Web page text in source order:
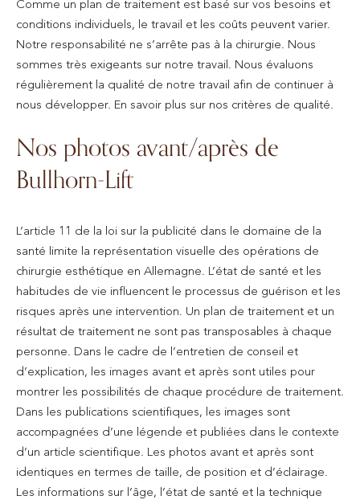
Comme un plan de traitement est basé sur vos besoins et
conditions individuels, le travail et les coûts peuvent varier.
Notre responsabilité ne s’arrête pas à la chirurgie. Nous
sommes très exigeants sur notre travail. Nous évaluons
régulièrement la qualité de notre travail afin de continuer à
nous développer. En savoir plus sur nos critères de qualité.
Nos photos avant/après de
Bullhorn-Lift
L’article 11 de la loi sur la publicité dans le domaine de la
santé limite la représentation visuelle des opérations de
chirurgie esthétique en Allemagne. L’état de santé et les
habitudes de vie influencent le processus de guérison et les
risques après une intervention. Un plan de traitement et un
résultat de traitement ne sont pas transposables à chaque
personne. Dans le cadre de l’entretien de conseil et
d’explication, les images avant et après sont utiles pour
montrer les possibilités de chaque procédure de traitement.
Dans les publications scientifiques, les images sont
accompagnées d’une légende et publiées dans le contexte
d’un article scientifique. Les photos avant et après sont
identiques en termes de taille, de position et d’éclairage.
Les informations sur l’âge, l’état de santé et la technique